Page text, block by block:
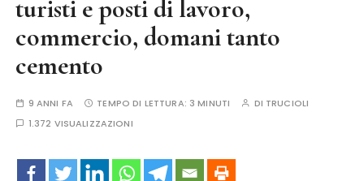
turisti e posti di lavoro,
commercio, domani tanto
cemento
9 ANNI FA TEMPO DI LETTURA: 3 MINUTI DI TRUCIOLI
1.372 VISUALIZZAZIONI